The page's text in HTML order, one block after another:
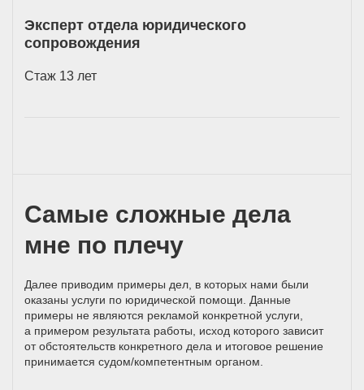
Эксперт отдела юридического
сопровождения
Стаж 13 лет
Самые сложные дела
мне по плечу
Далее приводим примеры дел, в которых нами были
оказаны услуги по юридической помощи. Данные
примеры не являются рекламой конкретной услуги,
а примером результата работы, исход которого зависит
от обстоятельств конкретного дела и итоговое решение
принимается судом/компетентным органом.